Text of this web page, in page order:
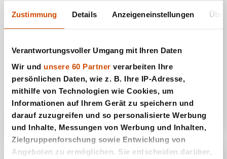
Zustimmung Details Anzeigeneinstellungen
Verantwortungsvoller Umgang mit Ihren Daten
Wir und unsere 60 Partner verarbeiten Ihre
persönlichen Daten, wie z. B. Ihre IP-Adresse,
mithilfe von Technologien wie Cookies, um
Informationen auf Ihrem Gerät zu speichern und
darauf zuzugreifen und so personalisierte Werbung
und Inhalte, Messungen von Werbung und Inhalten,
Zielgruppenforschung sowie Entwicklung von
Angeboten zu ermöglichen. Sie entscheiden darüber,
Binokel